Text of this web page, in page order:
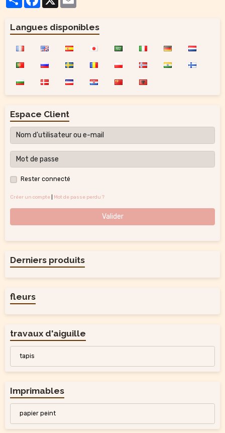
Langues disponibles
Espace Client
Rester connecté
Créer un compte Mot de passe perdu ?
Valider
Derniers produits
fleurs
travaux d'aiguille
tapis
Imprimables
papier peint